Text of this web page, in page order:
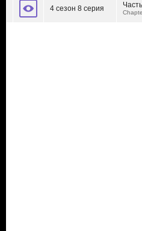
4 сезон 8 серия